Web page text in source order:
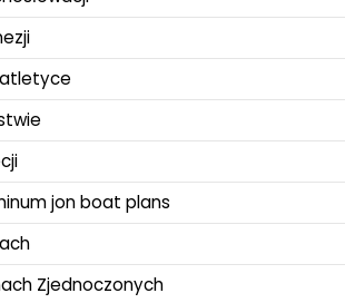
jon boat plans
Zjednoczonych